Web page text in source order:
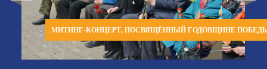
МИТИНГ-КОНЦЕРТ, ПОСВЯЩЁННЫЙ ГОДОВЩИНЕ